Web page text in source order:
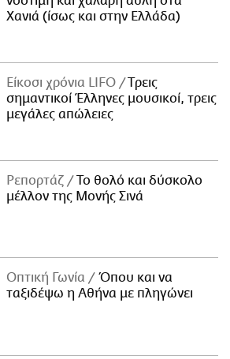
Χανιά (ίσως και στην Ελλάδα)
Είκοσι χρόνια LIFO
Tρεις
σημαντικοί Έλληνες μουσικοί, τρεις
μεγάλες απώλειες
Ρεπορτάζ
Το θολό και δύσκολο
μέλλον της Μονής Σινά
Οπτική Γωνία
Όπου και να
ταξιδέψω η Αθήνα με πληγώνει